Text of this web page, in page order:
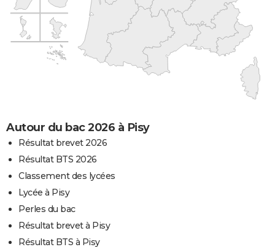
Autour du bac 2026 à Pisy
Résultat brevet 2026
Résultat BTS 2026
Classement des lycées
Lycée à Pisy
Perles du bac
Résultat brevet à Pisy
Résultat BTS à Pisy